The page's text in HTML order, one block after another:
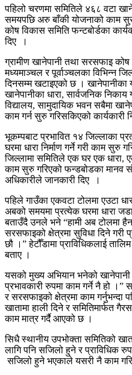
पहिलो चरणमा समितिले ४६८ वटा
समयपछि अरु बाँकी योजनाको काम
कोष विकास समिति फन्टबोर्डका
दिए ।
ग्रामीण खानेपानी तथा सरसफाइ
मध्यमाञ्चल र पूर्वाञ्चलका विभिन्न
दिनसम्म खटाइएको छ ।
खानेपानीका धारा, सार्वजनिक
विद्यालय, सामुदायिक भवन सबैमा
काम गर्न सुरु गरिसकिएको कार्यकारी
भूकम्पबाट प्रभावित १४ जिल्लाका
घरमा धारा निर्माण गर्ने गरी काम
जिल्लामा समितिले एक घर एक धारा,
काम सुरु गरिएको फन्डबोडका मानव
अधिकारीले जानकारी दिए ।
पहिले गाउँका एकवटा टोलमा एउटा
अबको समयमा प्रत्येक घरमा धारा
बताउँदै उनले भने “हामी अब टोलमा
सरसफाइको क्षेत्रमा सुविधा दिने गरी
छौ ।” हेटौँडामा प्राविधिकलाई
बताए ।
यसको मुख्य अभियान भनेको खानेपानी
प्रभावकारी रुपमा काम गर्ने नै हो
र सरसफाइको क्षेत्रमा काम गर्नुभन्दा
खातामा हाली दिने र समितिमार्फत
काम मात्र गर्दै आएको छ ।
सिधै स्थानीय उपभोक्ता समितिको
लागि पनि सजिलो हुने र प्राविधिक
सजिलो हुने भएकाले यसरी नै काम